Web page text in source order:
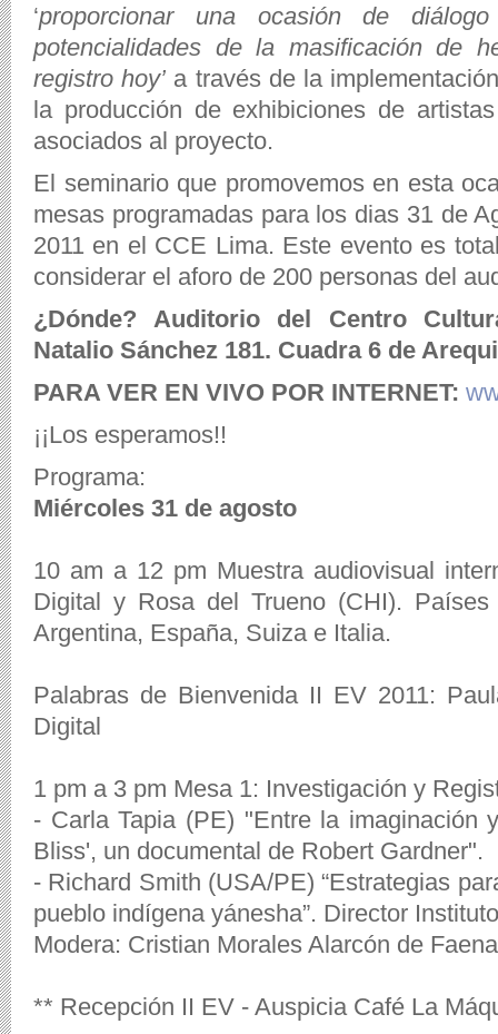
‘proporcionar una ocasión de
potencialidades de la masificación de
registro hoy’ a través de la
la producción de exhibiciones de
asociados al proyecto.
El seminario que promovemos en esta
mesas programadas para los dias 31 de
2011 en el CCE Lima. Este evento es
considerar el aforo de 200 personas del
¿Dónde? Auditorio del Centro
Natalio Sánchez 181. Cuadra 6 de
PARA VER EN VIVO POR INTERNET:
¡¡Los esperamos!!
Programa:
Miércoles 31 de agosto
10 am a 12 pm Muestra audiovisual
Digital y Rosa del Trueno (CHI). Países
Argentina, España, Suiza e Italia.
Palabras de Bienvenida II EV 2011:
Digital
1 pm a 3 pm Mesa 1: Investigación y
- Carla Tapia (PE) "Entre la imaginación
Bliss', un documental de Robert Gardner".
- Richard Smith (USA/PE) “Estrategias
pueblo indígena yánesha”. Director
Modera: Cristian Morales Alarcón de
** Recepción II EV - Auspicia Café La